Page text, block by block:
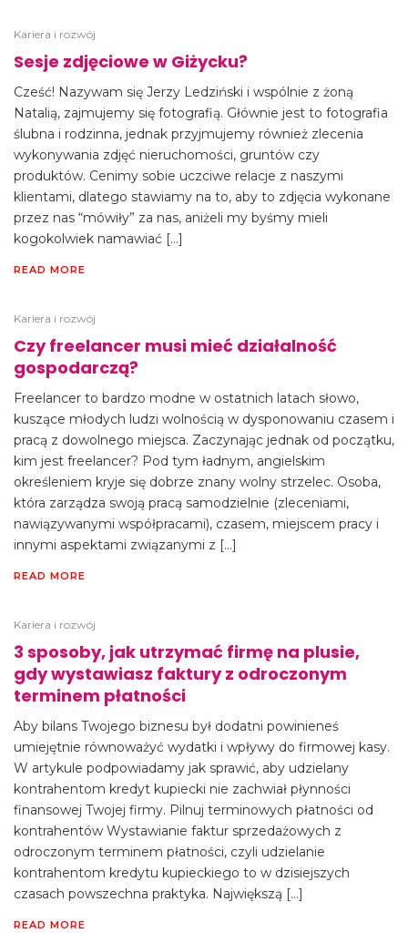
Kariera i rozwój
Sesje zdjęciowe w Giżycku?
Cześć! Nazywam się Jerzy Ledziński i wspólnie z żoną
Natalią, zajmujemy się fotografią. Głównie jest to fotografia
ślubna i rodzinna, jednak przyjmujemy również zlecenia
wykonywania zdjęć nieruchomości, gruntów czy
produktów. Cenimy sobie uczciwe relacje z naszymi
klientami, dlatego stawiamy na to, aby to zdjęcia wykonane
przez nas “mówiły” za nas, aniżeli my byśmy mieli
kogokolwiek namawiać […]
READ MORE
Kariera i rozwój
Czy freelancer musi mieć działalność
gospodarczą?
Freelancer to bardzo modne w ostatnich latach słowo,
kuszące młodych ludzi wolnością w dysponowaniu czasem i
pracą z dowolnego miejsca. Zaczynając jednak od początku,
kim jest freelancer? Pod tym ładnym, angielskim
określeniem kryje się dobrze znany wolny strzelec. Osoba,
która zarządza swoją pracą samodzielnie (zleceniami,
nawiązywanymi współpracami), czasem, miejscem pracy i
innymi aspektami związanymi z […]
READ MORE
Kariera i rozwój
3 sposoby, jak utrzymać firmę na plusie,
gdy wystawiasz faktury z odroczonym
terminem płatności
Aby bilans Twojego biznesu był dodatni powinieneś
umiejętnie równoważyć wydatki i wpływy do firmowej kasy.
W artykule podpowiadamy jak sprawić, aby udzielany
kontrahentom kredyt kupiecki nie zachwiał płynności
finansowej Twojej firmy. Pilnuj terminowych płatności od
kontrahentów Wystawianie faktur sprzedażowych z
odroczonym terminem płatności, czyli udzielanie
kontrahentom kredytu kupieckiego to w dzisiejszych
czasach powszechna praktyka. Największą […]
READ MORE